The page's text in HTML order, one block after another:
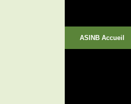
ASINB Accueil